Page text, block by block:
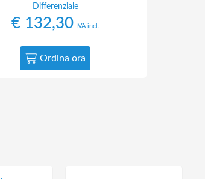
Differenziale
€132,30 IVA incl.
Ordina ora